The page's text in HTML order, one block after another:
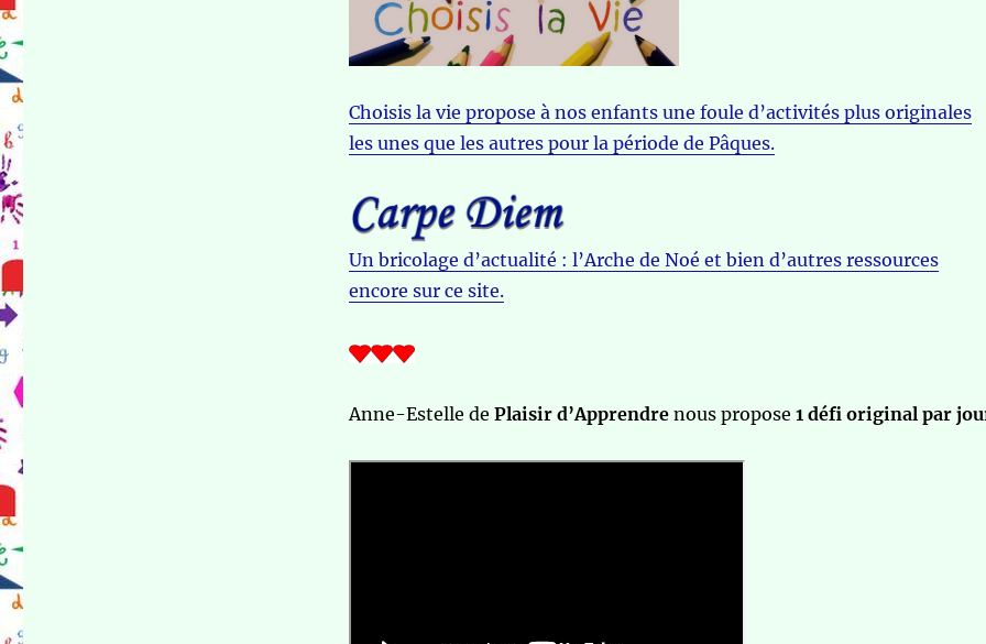
Choisis la vie propose à nos enfants une foule d’activités plus originales
les unes que les autres pour la période de Pâques.
Un bricolage d’actualité : l’Arche de Noé et bien d’autres ressources
encore sur ce site.
Anne-Estelle de Plaisir d’Apprendrenous propose 1 défi original par